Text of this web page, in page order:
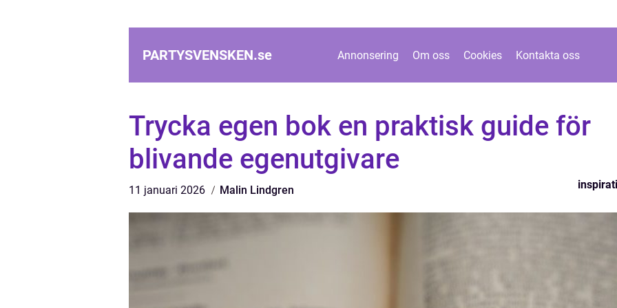
PARTYSVENSKEN.se Annonsering Om oss Cookies Kontakta oss
Trycka egen bok en praktisk guide för
blivande egenutgivare
11 januari 2026 Malin Lindgren